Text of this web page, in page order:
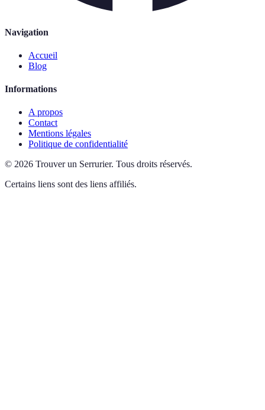
Navigation
Accueil
Blog
Informations
A propos
Contact
Mentions légales
Politique de confidentialité
© 2026 Trouver un Serrurier. Tous droits réservés.
Certains liens sont des liens affiliés.